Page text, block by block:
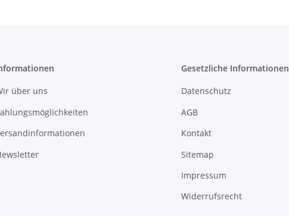
über uns
Gesetzliche Informationen
Datenschutz
AGB
Kontakt
Sitemap
Impressum
Widerrufsrecht